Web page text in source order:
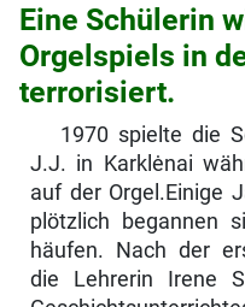
Eine Schülerin
Orgelspiels in
terrorisiert.
1970 spielte die
J.J. in Karklėnai
auf der Orgel.Einige
plötzlich begannen
häufen. Nach der
die Lehrerin Irene